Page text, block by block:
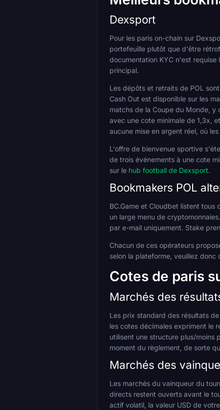
Dexsport
Pour les paris on-chain sur
portefeuille plutôt que d'être
documentation KYC n'est
principal.
Les dépôts et retraits de POL
Cash Out est disponible sur les
matchs de la Coupe du Monde, y
avec une cote minimale de 1,3x,
aucune mise en argent réel, où
L'offre de bienvenue sportive
de trois événements à une cote
sur le hub football de Dexsport.
Bookmakers POL
BC.Game et Cloudbet listent
un large menu de
par e-mail uniquement. Stake
Chacun de ces opérateurs
selon la plateforme, veuillez
Cotes de paris
Marchés des
Les prix standard des résultats
les cotes décimales expriment le
utilisent une structure plus/moins
moment du règlement, de sorte
Marchés des
Les marchés du vainqueur du
directs restent ouverts avant le
actif volatil, la valeur USD de